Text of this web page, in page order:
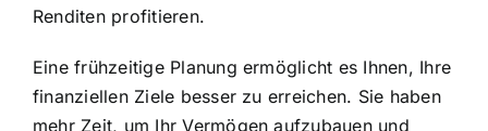
Renditen profitieren.
Eine frühzeitige Planung ermöglicht es Ihnen, Ihre
finanziellen Ziele besser zu erreichen. Sie haben
mehr Zeit, um Ihr Vermögen aufzubauen und